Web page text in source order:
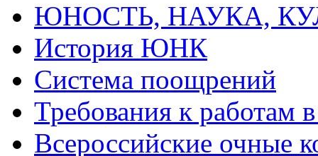
ЮНОСТЬ, НАУКА,
История ЮНК
Система поощрений
Требования к работам
Всероссийские очные